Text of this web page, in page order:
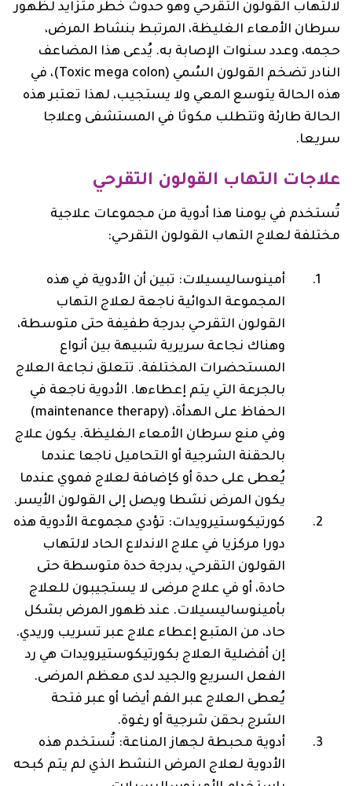
لالتهاب القولون التقرحي وهو حدوث خطر متزايد لظهور
سرطان الأمعاء الغليظة، المرتبط بنشاط المرض،
حجمه، وعدد سنوات الإصابة به. يُدعى هذا المضاعف
النادر تضخم القولون السُمي (mega colon‏ Toxic)، في
هذه الحالة يتوسع المعي ولا يستجيب، لهذا تعتبر هذه
الحالة طارئة وتتطلب مكوثا في المستشفى وعلاجا
سريعا.
علاجات التهاب القولون التقرحي
تُستخدم في يومنا هذا أدوية من مجموعات علاجية
مختلفة لعلاج التهاب القولون التقرحي:
أمينوساليسيلات‎: تبين أن الأدوية في هذه
المجموعة الدوائية ناجعة لعلاج التهاب
القولون التقرحي بدرجة طفيفة حتى متوسطة،
وهناك نجاعة سريرية شبيهة بين أنواع
المستحضرات المختلفة. تتعلق نجاعة العلاج
بالجرعة التي يتم إعطاءها. الأدوية ناجعة في
الحفاظ على الهدأة‎ (maintenance therapy) ،
‎وفي منع سرطان الأمعاء الغليظة. يكون علاج
بالحقنة الشرجية أو التحاميل ناجعا عندما
يُعطى على حدة أو كإضافة لعلاج فموي عندما
يكون المرض نشطا ويصل إلى القولون الأيسر.
كورتيكوستيرويدات: تؤدي مجموعة الأدوية هذه
دورا مركزيا في علاج الاندلاع الحاد لالتهاب
القولون التقرحي، بدرجة حدة متوسطة حتى
حادة، أو في علاج مرضى لا يستجيبون للعلاج
بأمينوساليسيلات. عند ظهور المرض بشكل
حاد، من المتبع إعطاء علاج عبر تسريب وريدي.
إن أفضلية العلاج بكورتيكوستيرويدات هي رد
الفعل السريع والجيد لدى معظم المرضى.
يُعطى العلاج عبر الفم أيضا أو عبر فتحة
الشرج بحقن شرجية أو رغوة.
أدوية محبطة لجهاز المناعة: تُستخدم هذه
الأدوية لعلاج المرض النشط الذي لم يتم كبحه